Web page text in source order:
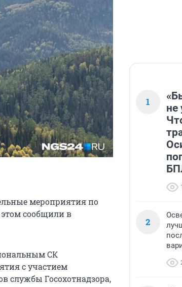
мероприятия по
сообщили в
СК
с участием
службы Госохотнадзора,
1
не
2